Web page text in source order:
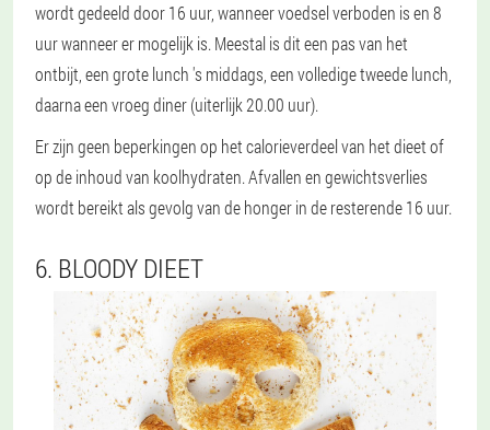
wordt gedeeld door 16 uur, wanneer voedsel verboden is en 8
uur wanneer er mogelijk is. Meestal is dit een pas van het
ontbijt, een grote lunch 's middags, een volledige tweede lunch,
daarna een vroeg diner (uiterlijk 20.00 uur).
Er zijn geen beperkingen op het calorieverdeel van het dieet of
op de inhoud van koolhydraten. Afvallen en gewichtsverlies
wordt bereikt als gevolg van de honger in de resterende 16 uur.
6. BLOODY DIEET